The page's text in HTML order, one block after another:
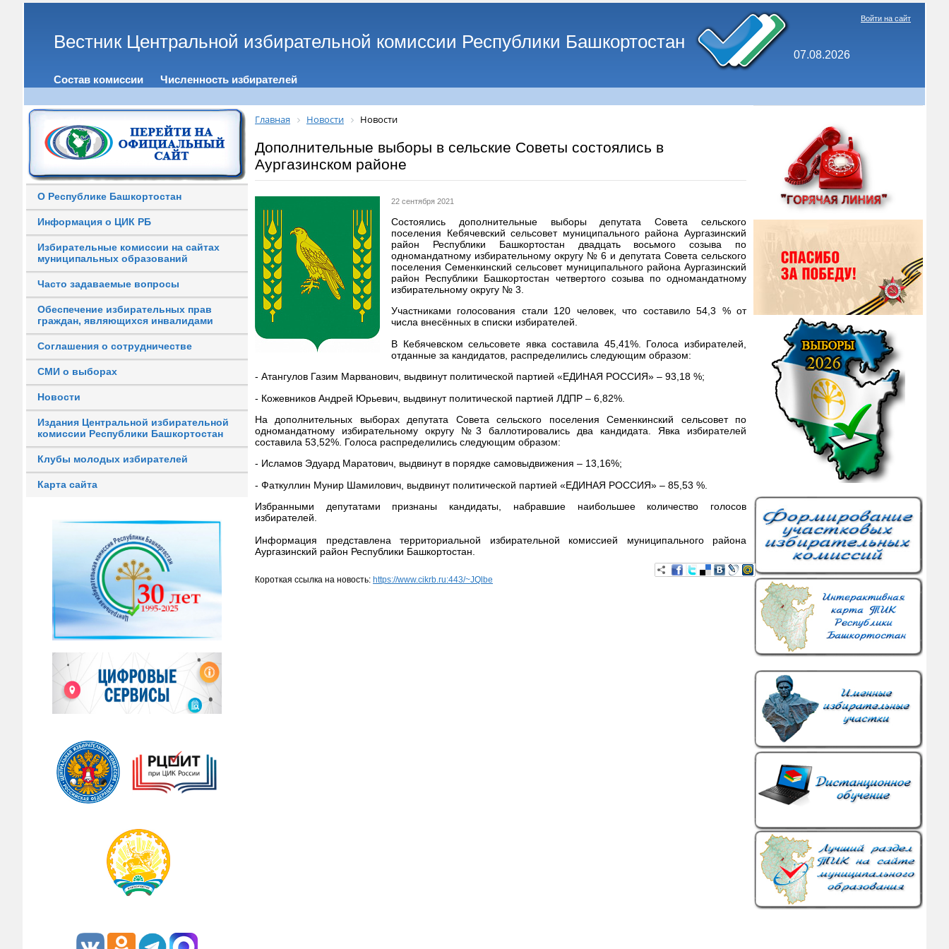
Вестник Центральной избирательной комиссии Республики Башкортостан
07.08.2026
Войти на сайт
Состав комиссии Численность избирателей
О Республике Башкортостан
Информация о ЦИК РБ
Избирательные комиссии на сайтах
муниципальных образований
Часто задаваемые вопросы
Обеспечение избирательных прав
граждан, являющихся инвалидами
Соглашения о сотрудничестве
СМИ о выборах
Новости
Издания Центральной избирательной
комиссии Республики Башкортостан
Клубы молодых избирателей
Карта сайта
Главная Новости Новости
Дополнительные выборы в сельские Советы состоялись в
Аургазинском районе
22 сентября 2021
Состоялись дополнительные выборы депутата Совета сельского
поселения Кебячевский сельсовет муниципального района Аургазинский
район Республики Башкортостан двадцать восьмого созыва по
одномандатному избирательному округу № 6 и депутата Совета сельского
поселения Семенкинский сельсовет муниципального района Аургазинский
район Республики Башкортостан четвертого созыва по одномандатному
избирательному округу № 3.
Участниками голосования стали 120 человек, что составило 54,3 % от
числа внесённых в списки избирателей.
В Кебячевском сельсовете явка составила 45,41%. Голоса избирателей,
отданные за кандидатов, распределились следующим образом:
- Атангулов Газим Марванович, выдвинут политической партией «ЕДИНАЯ РОССИЯ» – 93,18 %;
- Кожевников Андрей Юрьевич, выдвинут политической партией ЛДПР – 6,82%.
На дополнительных выборах депутата Совета сельского поселения Семенкинский сельсовет по
одномандатному избирательному округу №3 баллотировались два кандидата. Явка избирателей
составила 53,52%. Голоса распределились следующим образом:
- Исламов Эдуард Маратович, выдвинут в порядке самовыдвижения – 13,16%;
- Фаткуллин Мунир Шамилович, выдвинут политической партией «ЕДИНАЯ РОССИЯ» – 85,53 %.
Избранными депутатами признаны кандидаты, набравшие наибольшее количество голосов
избирателей.
Информация представлена территориальной избирательной комиссией муниципального района
Аургазинский район Республики Башкортостан.
Короткая ссылка на новость: https://www.cikrb.ru:443/~JQlbe